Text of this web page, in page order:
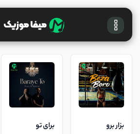
بزار برو برای تو